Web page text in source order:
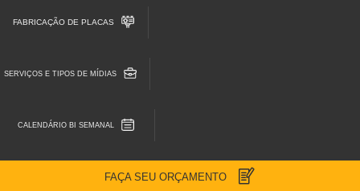
FABRICAÇÃO DE PLACAS
SERVIÇOS E TIPOS DE MÍDIAS
CALENDÁRIO BI SEMANAL
FAÇA SEU ORÇAMENTO